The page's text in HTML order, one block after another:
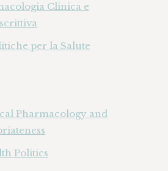
Clinica e
per la Salute
Pharmacology and
Politics